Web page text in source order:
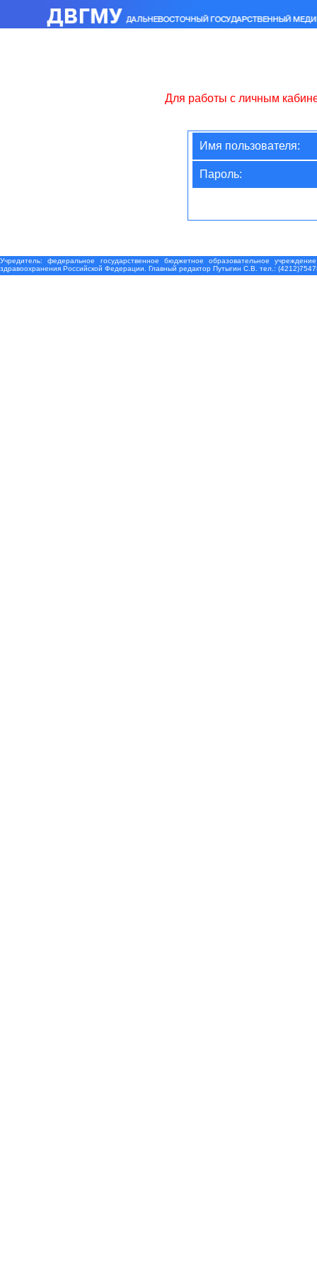
Для работы с личным
Имя пользователя:
Пароль:
Учредитель: федеральное государственное бюджетное образовательное
здравоохранения Российской Федерации. Главный редактор Путыгин С.В. тел.: